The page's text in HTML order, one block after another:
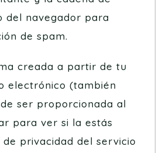
del navegador para
de spam.
creada a partir de tu
electrónico (también
ser proporcionada al
para ver si la estás
de privacidad del servicio